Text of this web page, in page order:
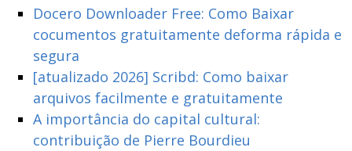
Docero Downloader Free: Como Baixar
cocumentos gratuitamente deforma rápida e
segura
[atualizado 2026] Scribd: Como baixar
arquivos facilmente e gratuitamente
A importância do capital cultural:
contribuição de Pierre Bourdieu